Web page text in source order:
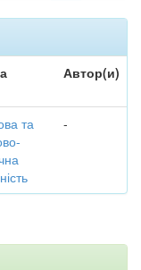
Автор(и)
та
-